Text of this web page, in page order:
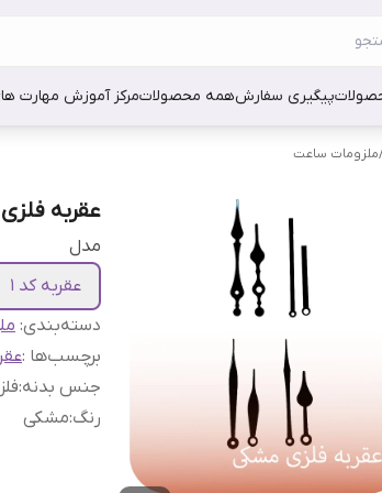
پیگیری سفارشهمه محصولاتمرکز آموزش مهارت
ملزومات ساعت
عقربه فلزی
مدل
عقربه کد 1
دسته‌بندی:
برچسب‌ها :
جنس بدنه:
رنگ:مشکی